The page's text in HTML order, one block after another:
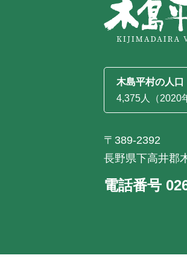
木島平村の人口
4,375人（2020
〒389-2392
長野県下高井郡
電話番号